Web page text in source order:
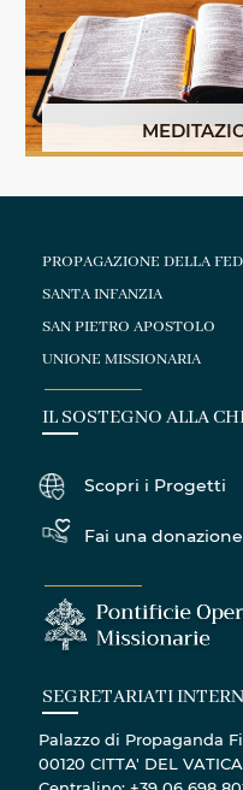
PROPAGAZIONE DELLA
SANTA INFANZIA
SAN PIETRO APOSTOLO
UNIONE MISSIONARIA
IL SOSTEGNO ALLA
Scopri i Progetti
Fai una donazione
SEGRETARIATI
Palazzo di Propaganda
00120 CITTA' DEL